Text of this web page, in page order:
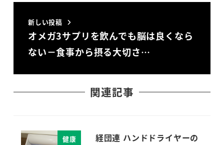
新しい投稿
オメガ3サプリを飲んでも脳は良くなら
ない－食事から摂る大切さ…
関連記事
健康
経団連 ハンドドライヤーの